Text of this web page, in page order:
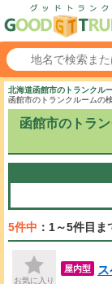
北海道函館市のトランクル
函館市のトランクルームの
函館市のトラ
5件中 ：1～5件目ま
お気に入り
屋内型